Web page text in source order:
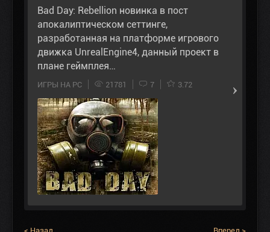
Bad Day: Rebellion новинка в пост
апокалиптическом сеттинге,
разработанная на платформе игрового
движка UnrealEngine4, данный проект в
плане геймплея…
ИГРЫ НА PC 21781 7 3.72